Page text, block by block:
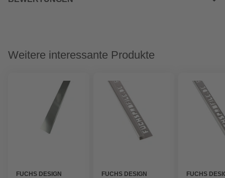
Weitere interessante Produkte
FUCHS DESIGN
FUCHS DESIGN
FUCHS